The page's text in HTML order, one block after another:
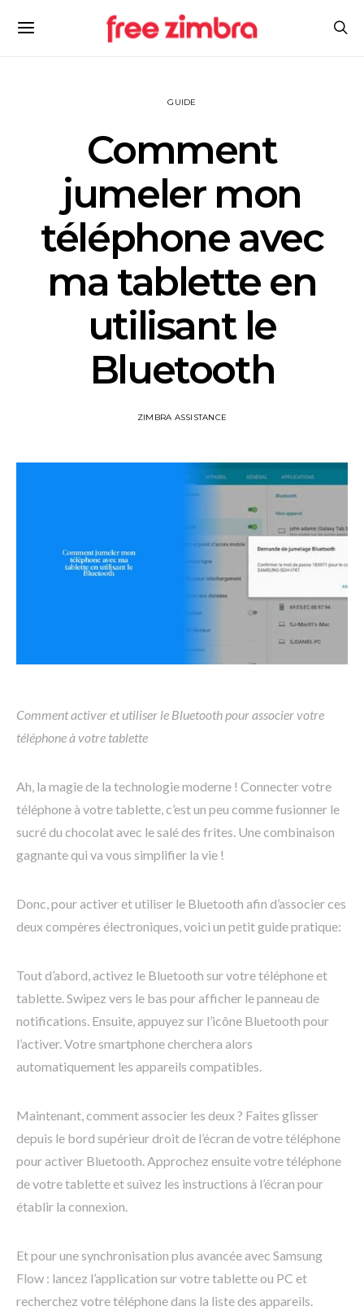
GUIDE
Comment
jumeler mon
téléphone avec
ma tablette en
utilisant le
Bluetooth
ZIMBRA ASSISTANCE
Comment activer et utiliser le Bluetooth pour associer votre
téléphone à votre tablette
Ah, la magie de la technologie moderne ! Connecter votre
téléphone à votre tablette, c’est un peu comme fusionner le
sucré du chocolat avec le salé des frites. Une combinaison
gagnante qui va vous simplifier la vie !
Donc, pour activer et utiliser le Bluetooth afin d’associer ces
deux compères électroniques, voici un petit guide pratique:
Tout d’abord, activez le Bluetooth sur votre téléphone et
tablette. Swipez vers le bas pour afficher le panneau de
notifications. Ensuite, appuyez sur l’icône Bluetooth pour
l’activer. Votre smartphone cherchera alors
automatiquement les appareils compatibles.
Maintenant, comment associer les deux ? Faites glisser
depuis le bord supérieur droit de l’écran de votre téléphone
pour activer Bluetooth. Approchez ensuite votre téléphone
de votre tablette et suivez les instructions à l’écran pour
établir la connexion.
Et pour une synchronisation plus avancée avec Samsung
Flow : lancez l’application sur votre tablette ou PC et
recherchez votre téléphone dans la liste des appareils.